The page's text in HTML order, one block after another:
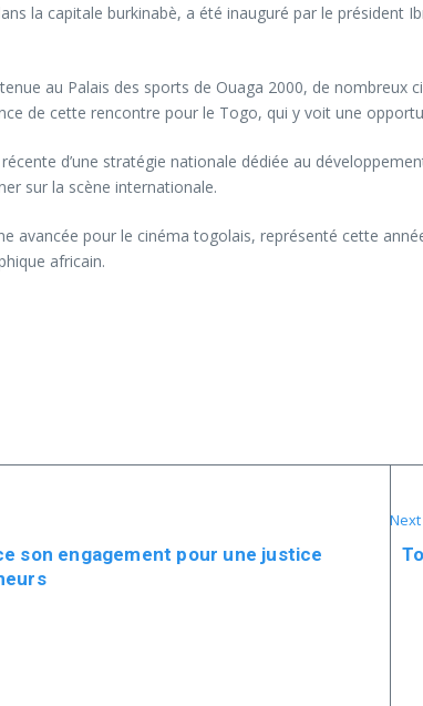
la capitale burkinabè, a été inauguré par le
au Palais des sports de Ouaga 2000, de
de cette rencontre pour le Togo, qui y voit une
d’une stratégie nationale dédiée au
sur la scène internationale.
avancée pour le cinéma togolais, représenté cette
africain.
son engagement pour une justice